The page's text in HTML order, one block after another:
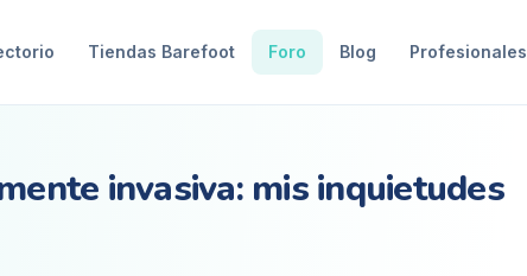
Tiendas Barefoot Foro Blog Profesionales
invasiva: mis inquietudes